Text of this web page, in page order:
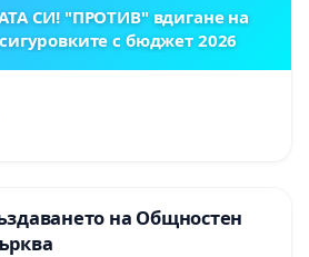
СИ! "ПРОТИВ" вдигане на
с бюджет 2026
на Общностен